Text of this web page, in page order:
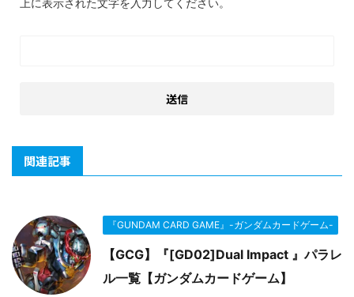
上に表示された文字を入力してください。
関連記事
『GUNDAM CARD GAME』-ガンダムカードゲーム-
【GCG】『[GD02]Dual Impact 』パラレ
ル一覧【ガンダムカードゲーム】